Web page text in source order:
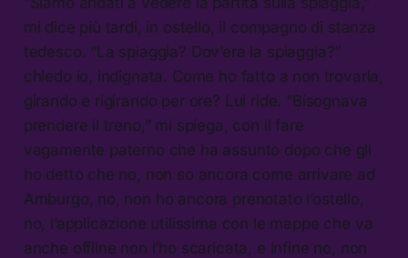
mi dice più tardi, in ostello, il compagno di stanza
tedesco. “La spiaggia? Dov’era la spiaggia?”
chiedo io, indignata. Come ho fatto a non trovarla,
girando e rigirando per ore? Lui ride. “Bisognava
prendere il treno,” mi spiega, con il fare
vagamente paterno che ha assunto dopo che gli
ho detto che no, non so ancora come arrivare ad
Amburgo, no, non ho ancora prenotato l’ostello,
no, l’applicazione utilissima con le mappe che va
anche offline non l’ho scaricata, e infine no, non